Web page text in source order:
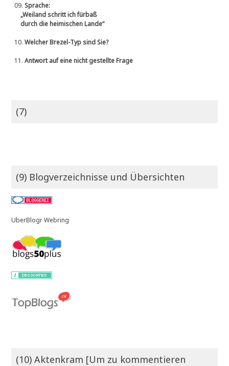
09.Sprache:
„Weiland schritt ich fürbaß
durch die heimischen Lande“
10.Welcher Brezel-Typ sind Sie?
11.Antwort auf eine nicht gestellte Frage
(7)
(9) Blogverzeichnisse und Übersichten
UberBlogr Webring
(10) Aktenkram [Um zu kommentieren